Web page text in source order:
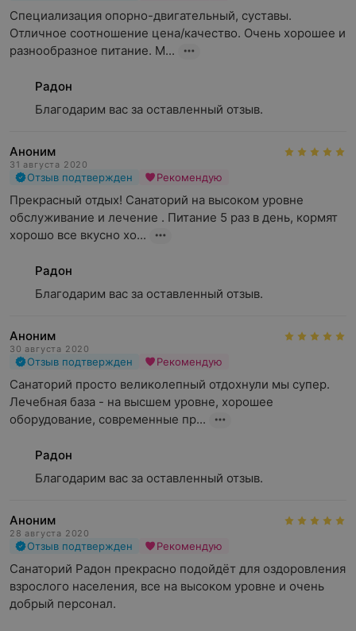
Специализация опорно-двигательный, суставы.
Отличное соотношение цена/качество. Очень хорошее и
разнообразное питание. М...
Радон
Благодарим вас за оставленный отзыв.
Аноним
31 августа 2020
Отзыв подтвержден Рекомендую
Прекрасный отдых! Санаторий на высоком уровне
обслуживание и лечение . Питание 5 раз в день, кормят
хорошо все вкусно хо...
Радон
Благодарим вас за оставленный отзыв.
Аноним
30 августа 2020
Отзыв подтвержден Рекомендую
Санаторий просто великолепный отдохнули мы супер.
Лечебная база - на высшем уровне, хорошее
оборудование, современные пр...
Радон
Благодарим вас за оставленный отзыв.
Аноним
28 августа 2020
Отзыв подтвержден Рекомендую
Санаторий Радон прекрасно подойдёт для оздоровления
взрослого населения, все на высоком уровне и очень
добрый персонал.